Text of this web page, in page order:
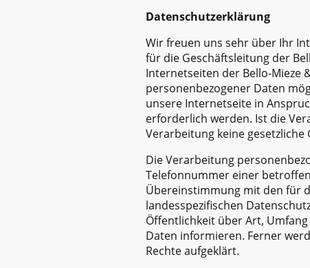
Datenschutzerklärung
Wir freuen uns sehr über Ihr
für die Geschäftsleitung der
Internetseiten der Bello-Mieze
personenbezogener Daten
unsere Internetseite in
erforderlich werden. Ist die
Verarbeitung keine
Die Verarbeitung
Telefonnummer einer
Übereinstimmung mit den für
landesspezifischen
Öffentlichkeit über Art,
Daten informieren. Ferner
Rechte aufgeklärt.